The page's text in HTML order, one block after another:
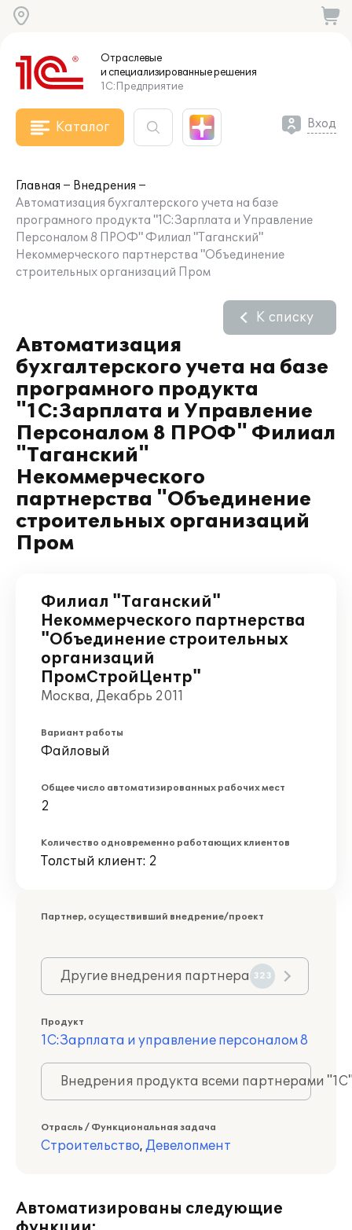
Отраслевые
и специализированныерешения
1С:Предприятие
Каталог Вход
Главная
Внедрения
Автоматизация бухгалтерского учета на базе
програмного продукта "1С:Зарплата и Управление
Персоналом 8 ПРОФ" Филиал "Таганский"
Некоммерческого партнерства "Объединение
строительных организаций Пром
Автоматизация
бухгалтерского учета на базе
програмного продукта
"1С:Зарплата и Управление
Персоналом 8 ПРОФ" Филиал
"Таганский"
Некоммерческого
партнерства "Объединение
строительных организаций
Пром
К списку
Филиал "Таганский"
Некоммерческого партнерства
"Объединение строительных
организаций
ПромСтройЦентр"
Москва, Декабрь 2011
Вариант работы
Файловый
Общее число автоматизированных рабочих мест
2
Количество одновременно работающих клиентов
Толстый клиент: 2
Партнер, осуществивший внедрение/проект
Другие внедрения партнера 323
Продукт
1С:Зарплата и управление персоналом 8
Внедрения продукта всеми партнерами
Отрасль / Функциональная задача
Строительство, Девелопмент
Автоматизированы следующие